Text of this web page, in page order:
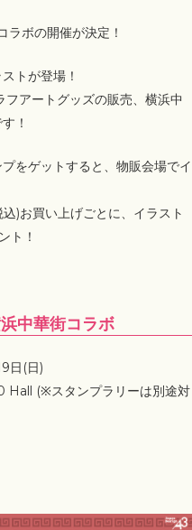
ラボの開催が決定！
トが登場！
アートグッズの販売、横浜中
！
をゲットすると、物販会場でイ
)お買い上げごとに、イラスト
ト！
中華街コラボ
日(日)
Hall (※スタンプラリーは別途対